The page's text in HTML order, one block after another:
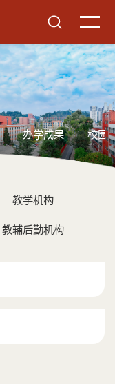
办学成果 校园
教学机构
教辅后勤机构